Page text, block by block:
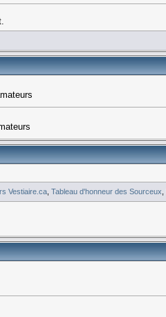
Vestiaire.ca ,Tableau d'honneur des Sourceux